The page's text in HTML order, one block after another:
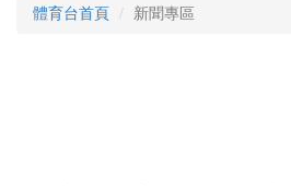
體育台首頁 新聞專區